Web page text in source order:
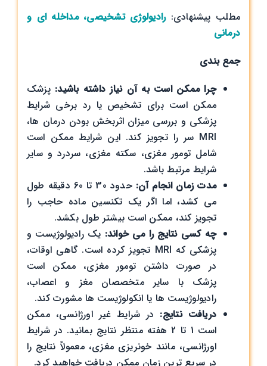
مطلب پیشنهادی:رادیولوژی تشخیصی، مداخله ای و
درمانی
جمع بندی
چرا ممکن است به آن نیاز داشته باشید: پزشک
ممکن است برای تشخیص یا رد برخی شرایط
پزشکی و بررسی میزان اثربخش بودن درمان ها،
MRI سر را تجویز کند. این شرایط ممکن است
شامل تومور مغزی، سکته مغزی، سردرد و سایر
شرایط مرتبط باشد.
مدت زمان انجام آن:
حدود 30 تا 60 دقیقه طول
می کشد، اما اگر یک تکنسین ماده حاجب را
تجویز کند، ممکن است بیشتر طول بکشد.
چه کسی نتایج را می خواند: یک رادیولوژیست و
پزشکی که MRI تجویز کرده است. گاهی اوقات،
در صورت داشتن تومور مغزی، ممکن است
پزشک با سایر متخصصان مغز و اعصاب،
رادیولوژیست ها یا انکولوژیست ها مشورت کند.
دریافت نتایج: در شرایط غیر اورژانسی، ممکن
است 1 تا 2 هفته منتظر نتایج بمانید. در شرایط
اورژانسی، مانند خونریزی مغزی، معمولاً نتایج را
در سریع ترین زمان ممکن دریافت خواهید کرد.